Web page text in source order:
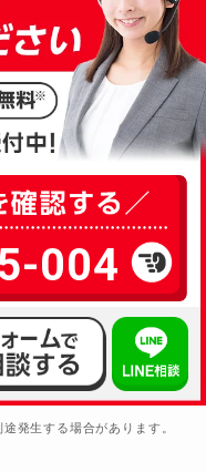
004
発生する場合があります。